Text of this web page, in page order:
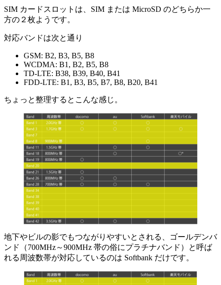
SIM カードスロットは、SIM または MicroSD のどちらか一
方の２枚ようです。
対応バンドは次と通り
GSM: B2, B3, B5, B8
WCDMA: B1, B2, B5, B8
TD-LTE: B38, B39, B40, B41
FDD-LTE: B1, B3, B5, B7, B8, B20, B41
ちょっと整理するとこんな感じ。
地下やビルの影でもつながりやすいとされる、ゴールデンバ
ンド（700MHz～900MHz 帯の俗にプラチナバンド）と呼ば
れる周波数帯が対応しているのは Softbank だけです。